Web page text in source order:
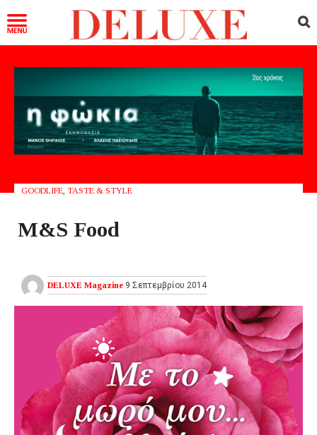
GOODLIFE TASTE & STYLE
M&S Food
DELUXE Magazine 9 Σεπτεμβρίου 2014